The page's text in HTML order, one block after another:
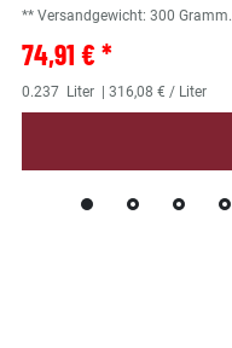
** Versandgewicht: 300 Gramm.
74,91 € *
0.237 Liter | 316,08 € / Liter